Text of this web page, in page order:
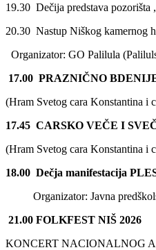
19.30 Dečija predstava pozorišta
20.30 Nastup Niškog kamernog
Organizator: GO Palilula
17.00 PRAZNIČNO
(Hram Svetog cara Konstantina i
17.45 CARSKO VEČE I
(Hram Svetog cara Konstantina i
18.00 Dečja manifestacija
Organizator: Javna
21.00 FOLKFEST NIŠ 2026
KONCERT NACIONALNOG